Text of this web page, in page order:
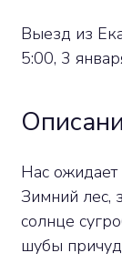
Выезд из
5:00, 3
Нас
Зимний лес,
солнце
шубы